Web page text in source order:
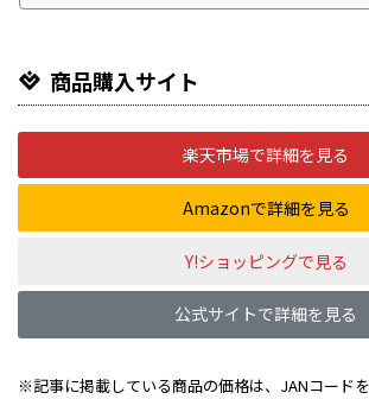
商品購入サイト
楽天市場で詳細を見る
Amazonで詳細を見る
Y!ショッピングで見る
公式サイトで詳細を見る
※記事に掲載している商品の価格は、JANコード